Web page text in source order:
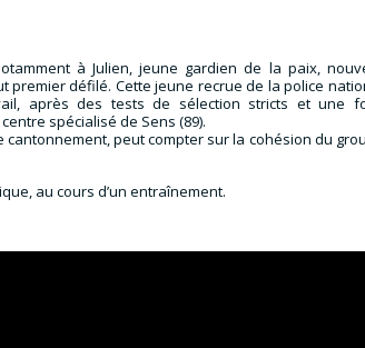
à Julien, jeune gardien de la paix,
premier défilé. Cette jeune recrue de la police
après des tests de sélection stricts et une
spécialisé de Sens (89).
cantonnement, peut compter sur la cohésion du
au cours d’un entraînement.